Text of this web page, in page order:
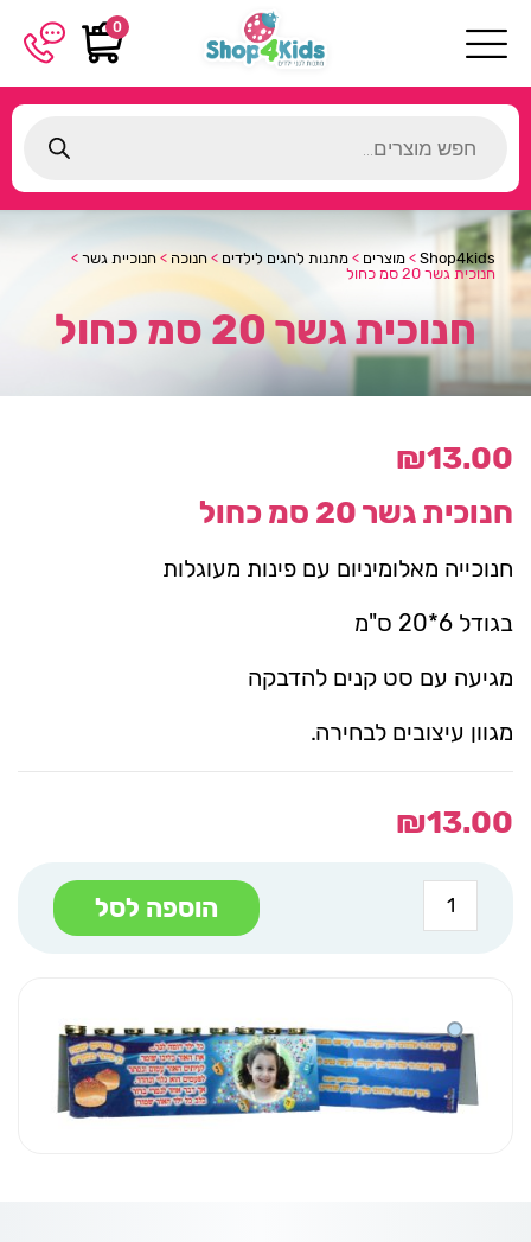
0
search
Shop4kids
> מוצרים > מתנות לחגים לילדים > חנוכה > חנוכיית גשר >
חנוכית גשר 20 סמ כחול
חנוכית גשר 20 סמ כחול
₪13.00
חנוכית גשר 20 סמ כחול
חנוכייה מאלומיניום עם פינות מעוגלות
בגודל 6*20 ס"מ
מגיעה עם סט קנים להדבקה
מגוון עיצובים לבחירה.
₪13.00
כמות
של
חנוכית
כחול
הוספה לסל